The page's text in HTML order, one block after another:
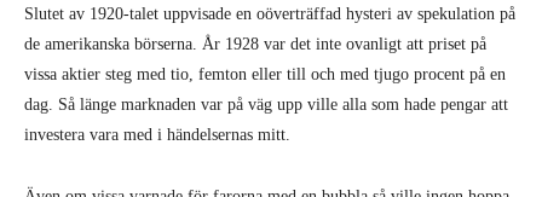
Slutet av 1920-talet uppvisade en oöverträffad hysteri av spekulation på
de amerikanska börserna. År 1928 var det inte ovanligt att priset på
vissa aktier steg med tio, femton eller till och med tjugo procent på en
dag. Så länge marknaden var på väg upp ville alla som hade pengar att
investera vara med i händelsernas mitt.